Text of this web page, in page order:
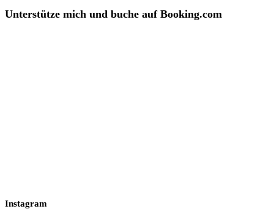
Unterstütze mich und buche auf Booking.com
Instagram